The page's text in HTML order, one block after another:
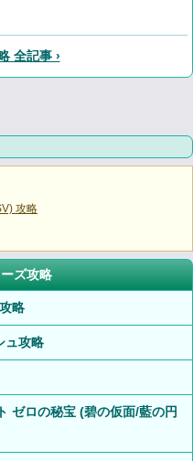
全記事 ›
攻略
ズ攻略
略
ュ攻略
ゼロの秘宝 (碧の仮面/藍の円